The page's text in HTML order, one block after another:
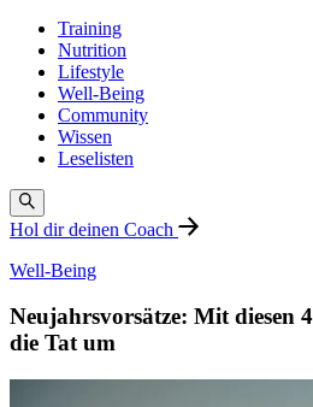
Training
Nutrition
Lifestyle
Well-Being
Community
Wissen
Leselisten
Hol dir deinen Coach
Well-Being
Neujahrsvorsätze: Mit diesen
die Tat um